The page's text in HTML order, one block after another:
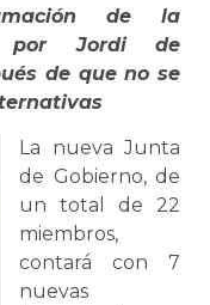
de la
por Jordi de
de que no se
La nueva Junta
de Gobierno, de
un total de 22
miembros,
contará con 7
nuevas